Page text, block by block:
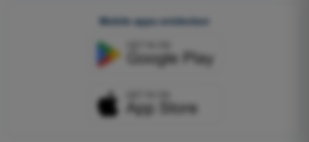
Mobile apps entdecken